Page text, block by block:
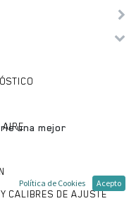
AIRE
CALIBRES DE AJUSTE
una mejor
Política de Cookies Acepto